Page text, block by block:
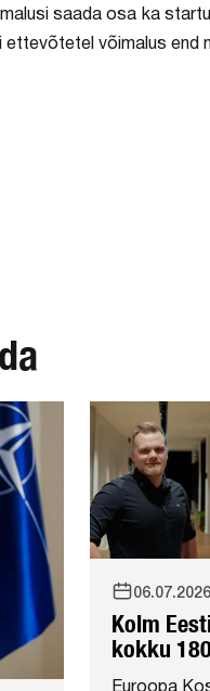
saada osa ka
võimalus end
06.07.2026
Kolm
kokku